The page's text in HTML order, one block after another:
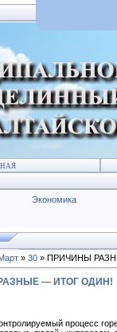
Экономика
» 30 » ПРИЧИНЫ
— ИТОГ ОДИН!
процесс